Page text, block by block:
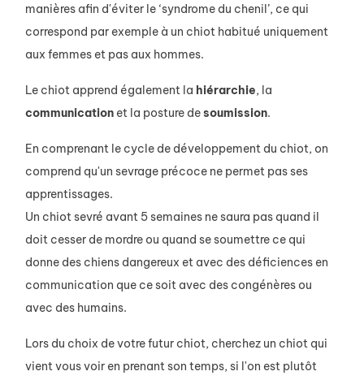
manières afin d'éviter le ‘syndrome du chenil’, ce qui
correspond par exemple à un chiot habitué uniquement
aux femmes et pas aux hommes.
Le chiot apprend également la hiérarchie, la
communication et la posture desoumission.
En comprenant le cycle de développement du chiot, on
comprend qu'un sevrage précoce ne permet pas ses
apprentissages.
Un chiot sevré avant 5 semaines ne saura pas quand il
doit cesser de mordre ou quand se soumettre ce qui
donne des chiens dangereux et avec des déficiences en
communication que ce soit avec des congénères ou
avec des humains.
Lors du choix de votre futur chiot, cherchez un chiot qui
vient vous voir en prenant son temps, si l'on est plutôt